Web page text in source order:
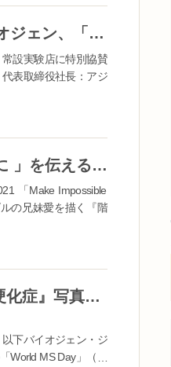
オリィ研究所が6月21日、日本橋EASTエリアにオープン。 バイオジェン、「分身ロボットカフェ」常設実験店に特別協賛 ～外出困難な方の就労の機会を応援～
設実験店に特別協賛
表取締役社長：アジ
バイオジェン、「Make Impossible Possible（不可能を、可能に 」を伝えるアワード 第２回「バイオジェン・アワード」モンゴルの兄妹愛を描く『階段』に決定！
「Make Impossible
の兄妹愛を描く『階
バイオジェン、認知向上活動の一環として 「『わたしの多発性硬化症』写真展」に新たに３名のストーリーを掲載
下バイオジェン・ジ
MS Day」（世